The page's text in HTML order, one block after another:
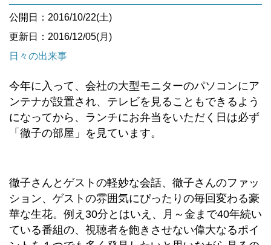
公開日：2016/10/22(土)
更新日：2016/12/05(月)
日々の出来事
今年に入って、会社の大型モニターのパソコンにア
ンテナが設置され、テレビを見ることもできるよう
になってから、ランチにお弁当をいただく日は必ず
「徹子の部屋」を見ています。
徹子さんとゲストの軽妙な会話、徹子さんのファッ
ション、ゲストの雰囲気にぴったりの毎回変わる豪
華な生花。例え30分とはいえ、月～金まで40年続い
ている番組の、視聴者を飽きさせない偉大なるポイ